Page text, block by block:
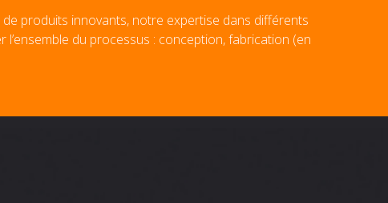
produits innovants, notre expertise dans différents
du processus : conception, fabrication (en